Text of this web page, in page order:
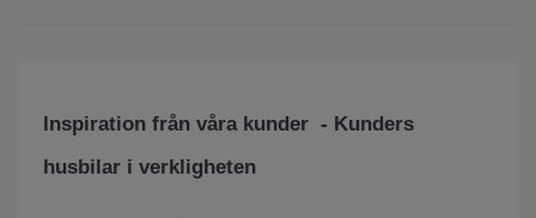
Inspiration från våra kunder - Kunders
husbilar i verkligheten